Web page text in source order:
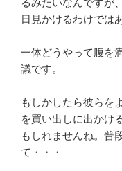
るみたいなんですが
日見かけるわけでは
一体どうやって腹を
議です。
もしかしたら彼らを
を買い出しに出かけ
もしれませんね。普
て・・・